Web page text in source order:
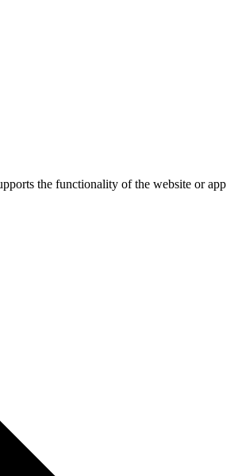
the functionality of the website or app